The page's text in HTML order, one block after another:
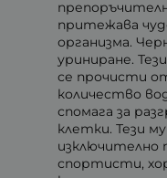
притежава
организма.
уриниране.
се прочисти
количество
спомага за
клетки. Тези
изключително
спортисти,